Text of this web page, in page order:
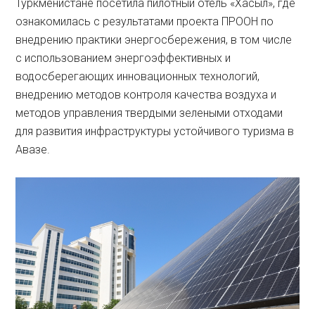
Туркменистане посетила пилотный отель «Хасыл», где
ознакомилась с результатами проекта ПРООН по
внедрению практики энергосбережения, в том числе
с использованием энергоэффективных и
водосберегающих инновационных технологий,
внедрению методов контроля качества воздуха и
методов управления твердыми зелеными отходами
для развития инфраструктуры устойчивого туризма в
Авазе.